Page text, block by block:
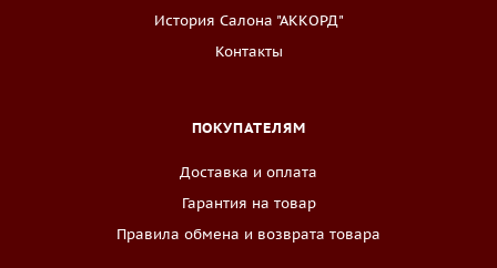
История Салона "АККОРД"
Контакты
ПОКУПАТЕЛЯМ
Доставка и оплата
Гарантия на товар
Правила обмена и возврата товара